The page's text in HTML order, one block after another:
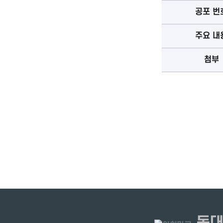
공포 번
주요 내
첨부